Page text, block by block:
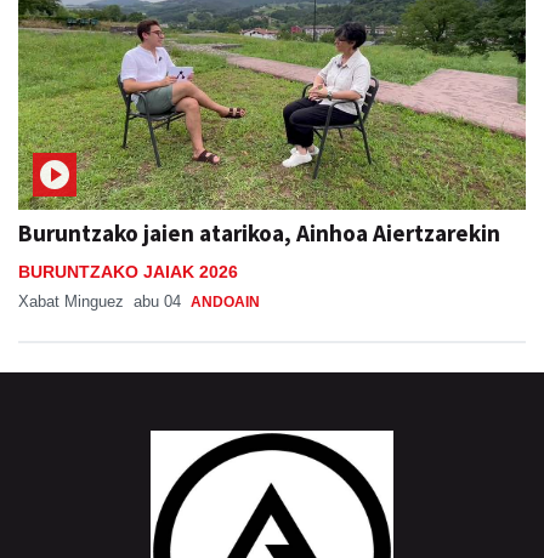
Buruntzako jaien atarikoa, Ainhoa Aiertzarekin
BURUNTZAKO JAIAK 2026
Xabat Minguez abu 04 ANDOAIN